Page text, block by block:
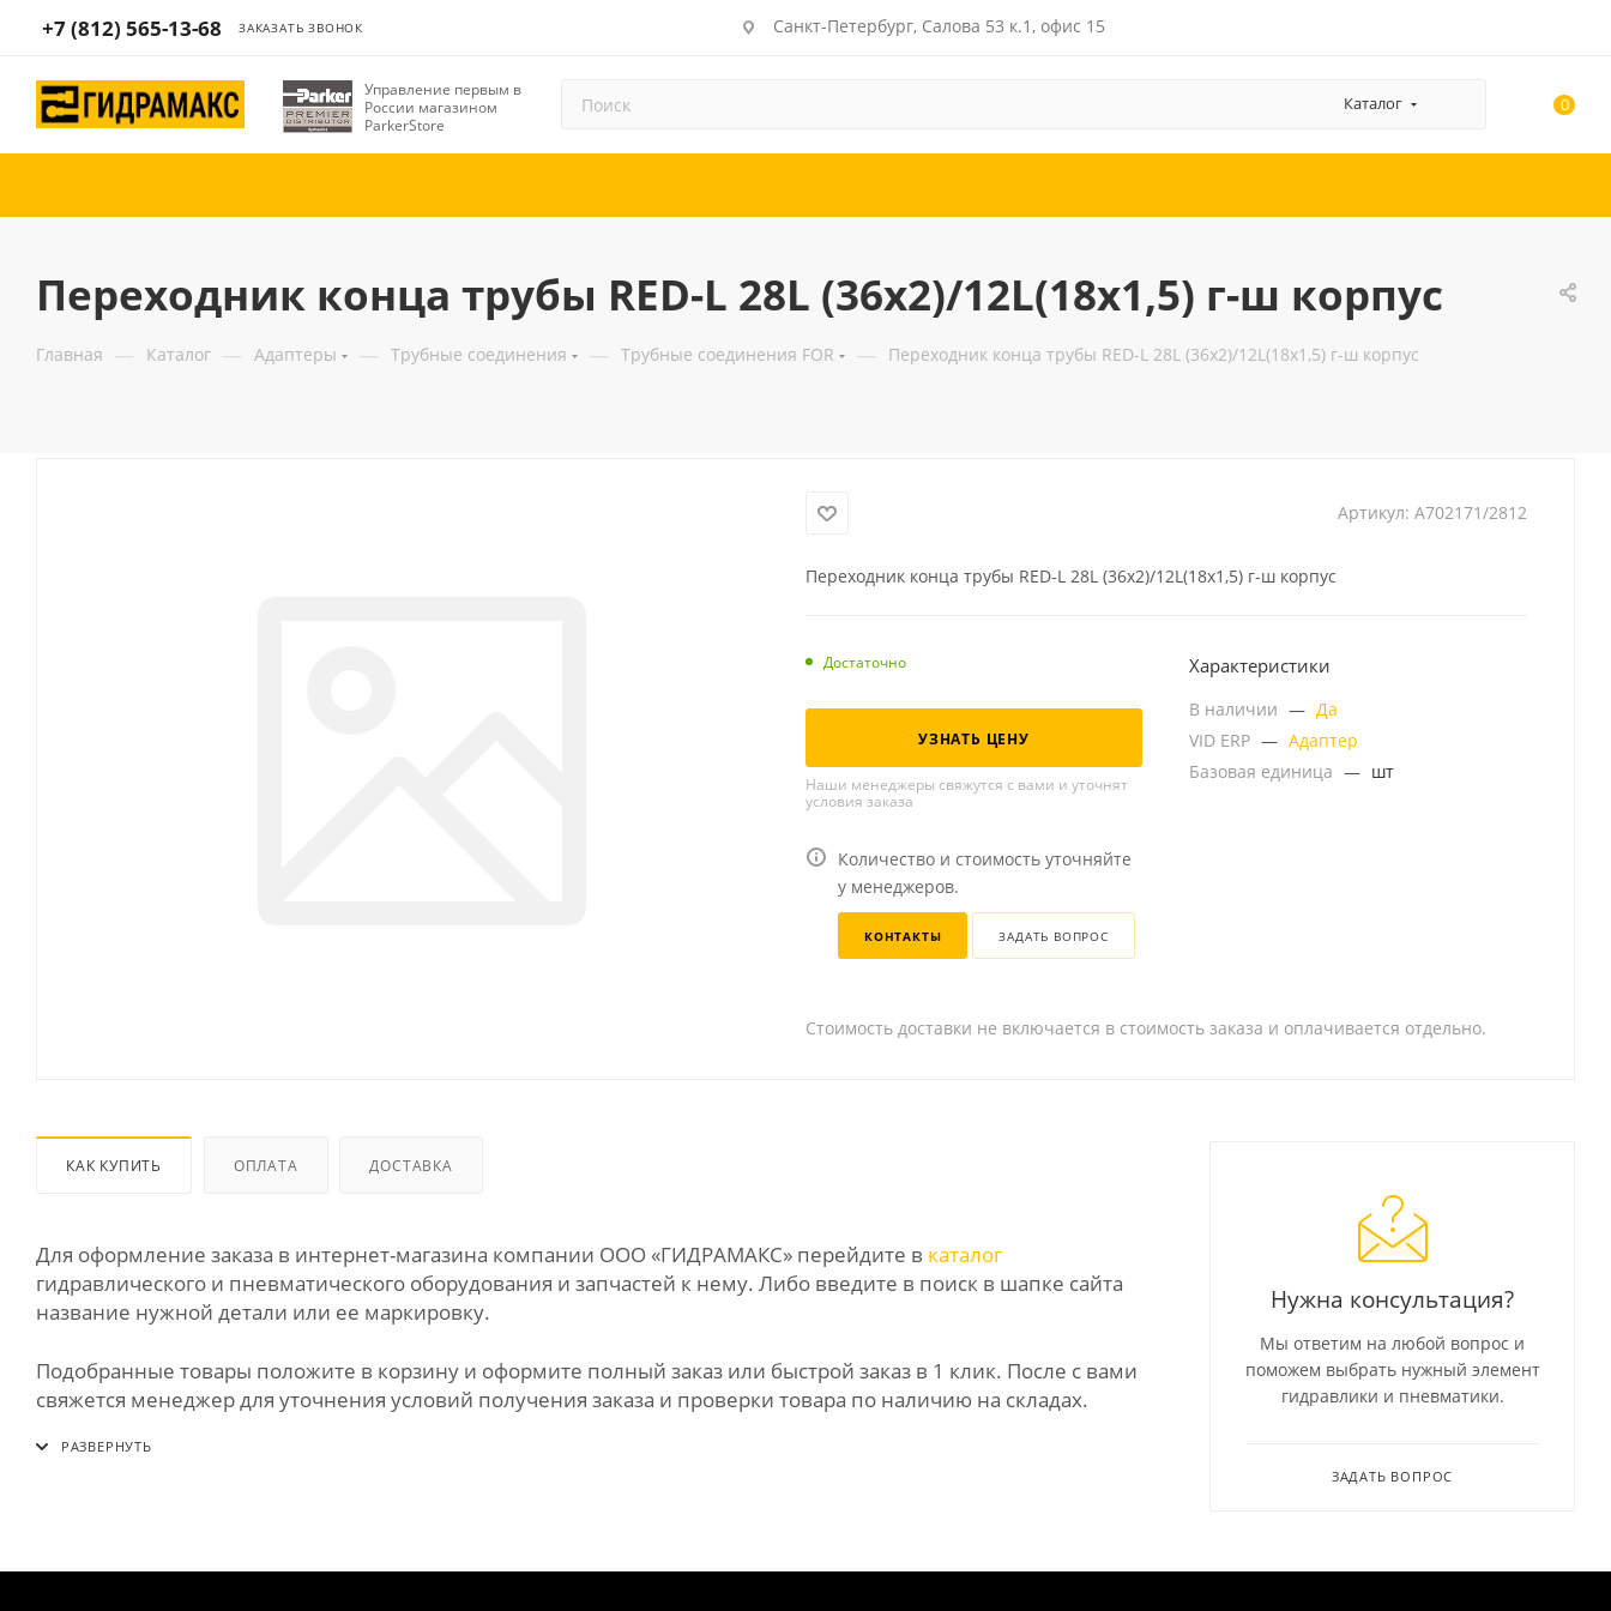
+7 (812) 565-13-68 ЗАКАЗАТЬ ЗВОНОК Санкт-Петербург, Салова 53 к.1, офис 15
Управление первым в
России магазином
ParkerStore
Каталог 0
Переходник конца трубы RED-L 28L (36x2)/12L(18x1,5) г-ш корпус
Главная — Каталог — Адаптеры — Трубные соединения — Трубные соединения FOR — Переходник конца трубы RED-L 28L (36x2)/12L(18x1,5) г-ш корпус
Артикул: A702171/2812
Переходник конца трубы RED-L 28L (36x2)/12L(18x1,5) г-ш корпус
Достаточно
УЗНАТЬ ЦЕНУ
Наши менеджеры свяжутся с вами и уточнят
условия заказа
Количество и стоимость уточняйте
у менеджеров.
КОНТАКТЫ ЗАДАТЬ ВОПРОС
Характеристики
В наличии — Да
VID ERP — Адаптер
Базовая единица — шт
Стоимость доставки не включается в стоимость заказа и оплачивается отдельно.
КАК КУПИТЬ ОПЛАТА ДОСТАВКА
Для оформление заказа в интернет-магазина компании ООО «ГИДРАМАКС» перейдите в каталог
гидравлического и пневматического оборудования и запчастей к нему. Либо введите в поиск в шапке сайта
название нужной детали или ее маркировку.
Подобранные товары положите в корзину и оформите полный заказ или быстрой заказ в 1 клик. После с вами
свяжется менеджер для уточнения условий получения заказа и проверки товара по наличию на складах.
Нужна консультация?
Мы ответим на любой вопрос и
поможем выбрать нужный элемент
гидравлики и пневматики.
ЗАДАТЬ ВОПРОС